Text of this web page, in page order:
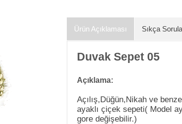
Ürün Açıklaması Sıkça
Duvak Sepet 05
Açıklama:
Açılış,Düğün,Nikah ve
ayaklı çiçek sepeti( Model
gore değişebilir.)